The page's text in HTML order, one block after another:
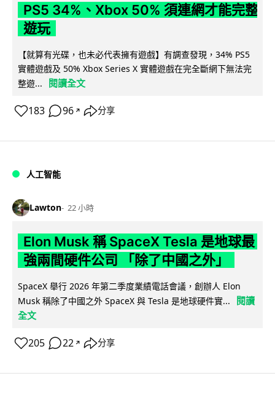
PS5 34%、Xbox 50% 須連網才能完整
遊玩
【就算有光碟，也未必代表擁有遊戲】有調查發現，34% PS5
實體遊戲及 50% Xbox Series X 實體遊戲在完全斷網下無法完
整遊...
閱讀全文
183 96 ↗ 分享
人工智能
Lawton 22 小時
Elon Musk 稱 SpaceX Tesla 是地球最
強兩間硬件公司 「除了中國之外」
SpaceX 舉行 2026 年第二季度業績電話會議，創辦人 Elon
Musk 稱除了中國之外 SpaceX 與 Tesla 是地球硬件實...
閱讀
全文
205 22 ↗ 分享